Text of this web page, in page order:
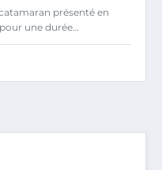
présenté en
une durée…